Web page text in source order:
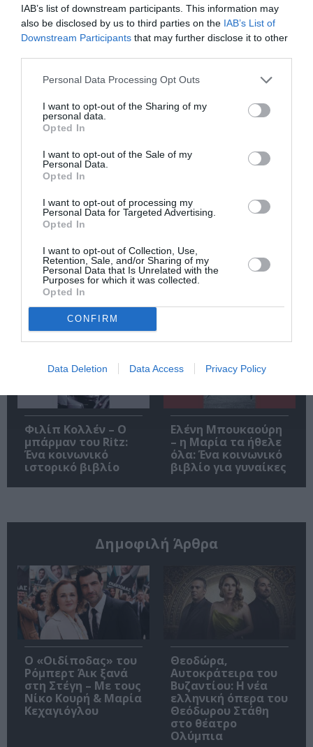
IAB’s list of downstream participants. This information may
also be disclosed by us to third parties on the IAB’s List of
Downstream Participants that may further disclose it to other
Personal Data Processing Opt Outs
I want to opt-out of the Sharing of my
personal data.
Opted In
I want to opt-out of the Sale of my
Personal Data.
Opted In
I want to opt-out of processing my
Personal Data for Targeted Advertising.
Opted In
I want to opt-out of Collection, Use,
Retention, Sale, and/or Sharing of my
Personal Data that Is Unrelated with the
Purposes for which it was collected.
Opted In
CONFIRM
Data Deletion Data Access Privacy Policy
Αυτοβιογραφία
ενός πτώματος: Μια
συλλογή
διηγημάτων του
Σιγκισμούντ
Κρζιζανόφσκι
Αντόνιο Πόρτσια –
Φωνές: Ένα βιβλίο
ως εσωτερικός
διάλογος
Φιλίπ Κολλέν – Ο
μπάρμαν του Ritz:
Ένα κοινωνικό
ιστορικό βιβλίο
Ελένη Μπουκαούρη
– η Μαρία τα ήθελε
όλα: Ένα κοινωνικό
βιβλίο για γυναίκες
Δημοφιλή Άρθρα
O «Οιδίποδας» του
Ρόμπερτ Άικ ξανά
στη Στέγη – Με τους
Νίκο Κουρή & Μαρία
Κεχαγιόγλου
Θεοδώρα,
Αυτοκράτειρα του
Βυζαντίου: Η νέα
ελληνική όπερα του
Θεόδωρου Στάθη
στο θέατρο
Ολύμπια